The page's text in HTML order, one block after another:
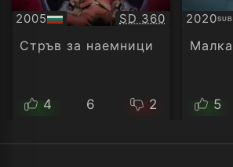
2005
БГ
аудио
Качество:
SD 360
Стръв за наемници
4 6 2
2020SUB
5